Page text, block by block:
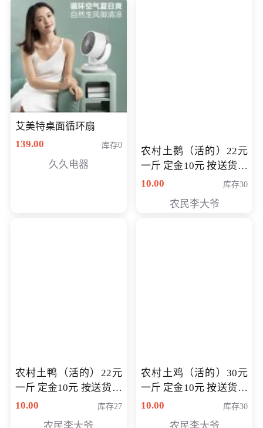
艾美特桌面循环扇
139.00
库存0
久久电器
农村土鹅（活的）22元
一斤 定金10元 按送货交
付时秤重计算货款 定金
10.00 库存30
农民李大爷
农村土鸭（活的）22元
一斤 定金10元 按送货交
付时秤重计算货款 定金
10.00 库存27
农村土鸡（活的）30元
一斤 定金10元 按送货交
付时秤重计算货款 定金
10.00 库存30